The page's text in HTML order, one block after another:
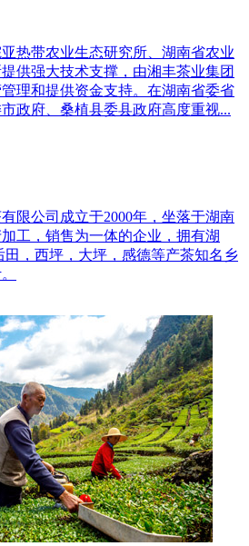
热带农业生态研究所、湖南省农业
供强大技术支撑，由湘丰茶业集团
理和提供资金支持。在湖南省委省
政府、桑植县委县政府高度重视...
限公司成立于2000年，坐落于湖南
工，销售为一体的企业，拥有湖
田，西坪，大坪，感德等产茶知名乡